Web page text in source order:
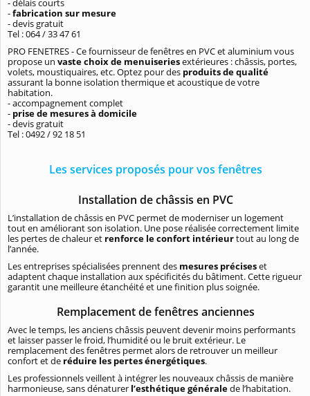
- délais courts
-fabrication sur mesure
- devis gratuit
Tel : 064 / 33 47 61
PRO FENETRES - Ce fournisseur de fenêtres en PVC et aluminium vous
propose un vaste choix de menuiseriesextérieures : châssis, portes,
volets, moustiquaires, etc. Optez pour des produits de qualité
assurant la bonne isolation thermique et acoustique de votre
habitation.
- accompagnement complet
- prise de mesures à domicile
- devis gratuit
Tel : 0492 / 92 18 51
Les services proposés pour vos fenêtres
Installation de châssis en PVC
L’installation de châssis en PVC permet de moderniser un logement
tout en améliorant son isolation. Une pose réalisée correctement limite
les pertes de chaleur et renforce le confort intérieurtout au long de
l’année.
Les entreprises spécialisées prennent des mesures préciseset
adaptent chaque installation aux spécificités du bâtiment. Cette rigueur
garantit une meilleure étanchéité et une finition plus soignée.
Remplacement de fenêtres anciennes
Avec le temps, les anciens châssis peuvent devenir moins performants
et laisser passer le froid, l’humidité ou le bruit extérieur. Le
remplacement des fenêtres permet alors de retrouver un meilleur
confort et de réduire les pertes énergétiques.
Les professionnels veillent à intégrer les nouveaux châssis de manière
harmonieuse, sans dénaturer l’esthétique généralede l’habitation.